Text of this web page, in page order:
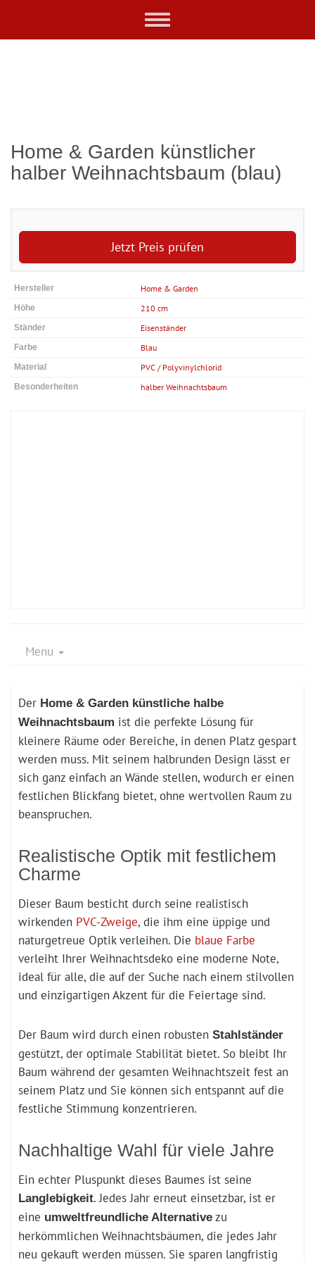
Toggle
Home & Garden künstlicher
halber Weihnachtsbaum (blau)
Jetzt Preis prüfen
Hersteller Home & Garden
Höhe 210 cm
Ständer Eisenständer
Farbe Blau
Material PVC / Polyvinylchlorid
Besonderheiten halber Weihnachtsbaum
Menu
Der Home & Garden künstliche halbe
Weihnachtsbaum ist die perfekte Lösung für
kleinere Räume oder Bereiche, in denen Platz gespart
werden muss. Mit seinem halbrunden Design lässt er
sich ganz einfach an Wände stellen, wodurch er einen
festlichen Blickfang bietet, ohne wertvollen Raum zu
beanspruchen.
Realistische Optik mit festlichem
Charme
Dieser Baum besticht durch seine realistisch
wirkenden PVC-Zweige, die ihm eine üppige und
naturgetreue Optik verleihen. Die blaue Farbe
verleiht Ihrer Weihnachtsdeko eine moderne Note,
ideal für alle, die auf der Suche nach einem stilvollen
und einzigartigen Akzent für die Feiertage sind.
Der Baum wird durch einen robusten Stahlständer
gestützt, der optimale Stabilität bietet. So bleibt Ihr
Baum während der gesamten Weihnachtszeit fest an
seinem Platz und Sie können sich entspannt auf die
festliche Stimmung konzentrieren.
Nachhaltige Wahl für viele Jahre
Ein echter Pluspunkt dieses Baumes ist seine
Langlebigkeit. Jedes Jahr erneut einsetzbar, ist er
eine umweltfreundliche Alternative zu
herkömmlichen Weihnachtsbäumen, die jedes Jahr
neu gekauft werden müssen. Sie sparen langfristig